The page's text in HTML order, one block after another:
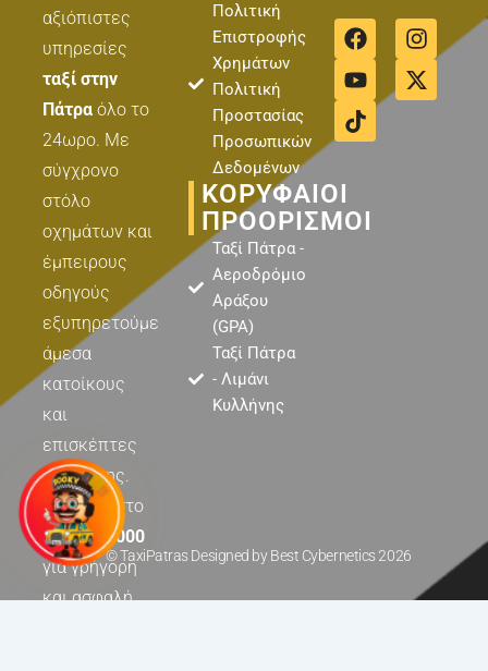
αξιόπιστες
υπηρεσίες
ταξί στην
Πάτραόλο το
24ωρο. Με
σύγχρονο
στόλο
οχημάτων και
έμπειρους
οδηγούς
εξυπηρετούμε
άμεσα
κατοίκους
και
επισκέπτες
της πόλης.
Καλέστε στο
2610 450000
για γρήγορη
και ασφαλή
Πολιτική
Επιστροφής
Χρημάτων
Πολιτική
Προστασίας
Προσωπικών
Δεδομένων
ΚΟΡΥΦΑΊΟΙ
ΠΡΟΟΡΙΣΜΟΊ
Ταξί Πάτρα -
Αεροδρόμιο
Αράξου
(GPA)
Ταξί Πάτρα
- Λιμάνι
Κυλλήνης
F
a
c
e
b
o
I
n
s
t
Y
o
u
t
u
b
X
-
t
w
T
i
k
t
o
k
© TaxiPatras Designed byBest Cybernetics2026